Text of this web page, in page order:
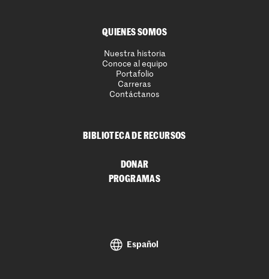
QUIENES SOMOS
Nuestra historia
Conoce al equipo
Portafolio
Carreras
Contáctanos
BIBLIOTECA DE RECURSOS
DONAR
PROGRAMAS
Español